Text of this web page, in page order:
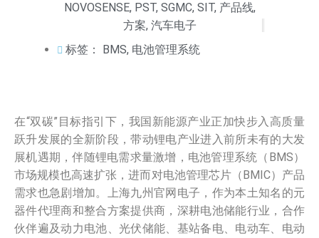
NOVOSENSE, PST, SGMC, SIT, 产品线,
方案, 汽车电子
标签：
BMS, 电池管理系统
在“双碳”目标指引下，我国新能源产业正加快步入高质量
跃升发展的全新阶段，带动锂电产业进入前所未有的大发
展机遇期，伴随锂电需求量激增，电池管理系统（BMS）
市场规模也高速扩张，进而对电池管理芯片（BMIC）产品
需求也急剧增加。上海九州官网电子，作为本土知名的元
器件代理商和整合方案提供商，深耕电池储能行业，合作
伙伴遍及动力电池、光伏储能、基站备电、电动车、电动